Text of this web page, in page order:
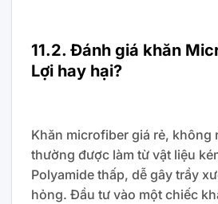
11.2. Đánh giá khăn
Lợi hay hại?
Khăn microfiber giá rẻ, không
thường được làm từ vật liệu
Polyamide thấp, dễ gây trầy
hỏng. Đầu tư vào một chiếc